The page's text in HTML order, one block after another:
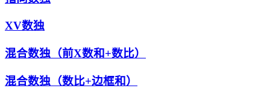
XV数独
混合数独（前X数和+数比）
混合数独（数比+边框和）